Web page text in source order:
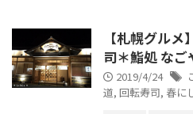
【札幌グル
司＊鮨処 な
2019/4/24
道, 回転寿司, 春に